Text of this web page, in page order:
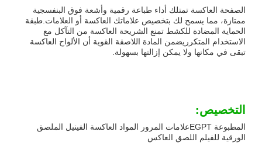
الصفحة العاكسة تمتلك أداء طباعة رقمية وأشعة فوق البنفسجية
ممتازة، مما يسمح لك بتخصيص علاماتك العاكسة أو العلامات.طبقة
الحماية المضادة للكشط تمنع الشريحة العاكسة من التآكل مع
الاستخدام المتكرريضمن المادة اللاصقة القوية أن الألواح العاكسة
تبقى في مكانها ولا يمكن إزالتها بسهولة.
التخصيص:
المطبوعة EGPTعلامات المرور المواد العاكسة الفينيل الملصق
الورقية للفيلم اللصق العاكس